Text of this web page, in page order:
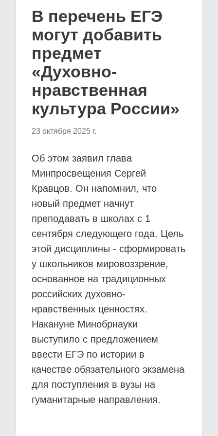
В перечень ЕГЭ
могут добавить
предмет
«Духовно-
нравственная
культура России»
23 октября 2025 г.
Об этом заявил глава
Минпросвещения Сергей
Кравцов. Он напомнил, что
новый предмет начнут
преподавать в школах с 1
сентября следующего года. Цель
этой дисциплины - сформировать
у школьников мировоззрение,
основанное на традиционных
российских духовно-
нравственных ценностях.
Накануне Минобрнауки
выступило с предложением
ввести ЕГЭ по истории в
качестве обязательного экзамена
для поступления в вузы на
гуманитарные направления.